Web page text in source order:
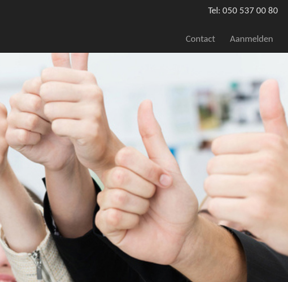
Tel: 050 537 00 80
Contact Aanmelden